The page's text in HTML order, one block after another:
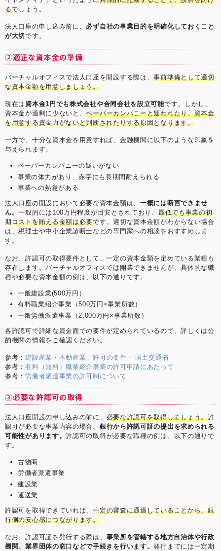
るでしょう。
法人口座の申し込み前に、 必ず自社の事業目的を明確化しておくこと
が大切です。
②適正な資本金の準備
バーチャルオフィスで法人口座を開設する際は、事前準備として適切
な資本金額を用意しましょう。
現在は 資本金1円でも株式会社や合同会社を設立可能です。しかし、
資本金が過剰に少ないと、ペーパーカンパニーと疑われたり、資本金
を用意する資金力がないと判断されたりする原因となります。
一方で、十分な資本金を用意すれば、金融機関に以下のような印象を
与えられます。
ペーパーカンパニーの疑いがない
事業の体力があり、赤字にも長期間耐えられる
事業への熱意がある
法人口座の開設において必要な資本金額は、 一概には断言できませ
ん。一般的には100万円程度が目安とされており、 最低でも事業の初
期コストを賄える金額は必要です。適切な資本金額がわからない場合
は、税理士や中小企業診断士などの専門家への相談をおすすめしま
す。
なお、許認可の取得要件として、一定の資本金額を定めている業種も
存在します。バーチャルオフィスでは開業できませんが、具体的な職
種や必要な資本金額の例は、以下の通りです。
一般建設業(500万円）
有料職業紹介事業（500万円×事業所数）
一般労働派遣事業（2,000万円×事業所数）
各許認可で詳細な資金面での要件が定められているので、詳しくは公
的機関の情報をご確認ください。
参考：建設産業・不動産業：許可の要件 – 国土交通省
参考：有料（無料）職業紹介事業の許可申請にあたって
参考：労働者派遣事業の許可制について
③必要な許認可の取得
法人口座開設の申し込みの前に、 必要な許認可を取得しましょう。許
認可が必要な事業内容の場合、 銀行から許認可証の提出を求められる
可能性があります。許認可の取得が必要な職種の例は、以下の通りで
す。
古物商
労働者派遣事業
建設業
運送業
許認可を取得できていれば、一定の審査に通過していることから、銀
行側の安心感につながります。
なお、許認可証を発行する際は、 事業所を管轄する地方自治体や行政
機関、業界団体の窓口などで手続きを行います。発行までには一定期